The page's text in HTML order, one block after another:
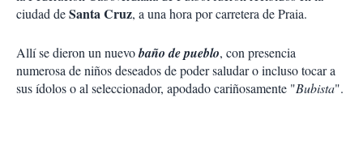
ciudad deSanta Cruz, a una hora por carretera de Praia.
Allí se dieron un nuevobaño de pueblo, con presencia
numerosa de niños deseados de poder saludar o incluso tocar a
sus ídolos o al seleccionador, apodado cariñosamente "Bubista".